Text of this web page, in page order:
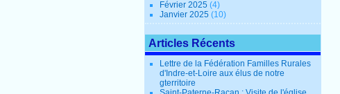
Février 2025(4)
Janvier 2025(10)
Articles Récents
Lettre de la Fédération Familles Rurales
d'Indre-et-Loire aux élus de notre
gterritoire